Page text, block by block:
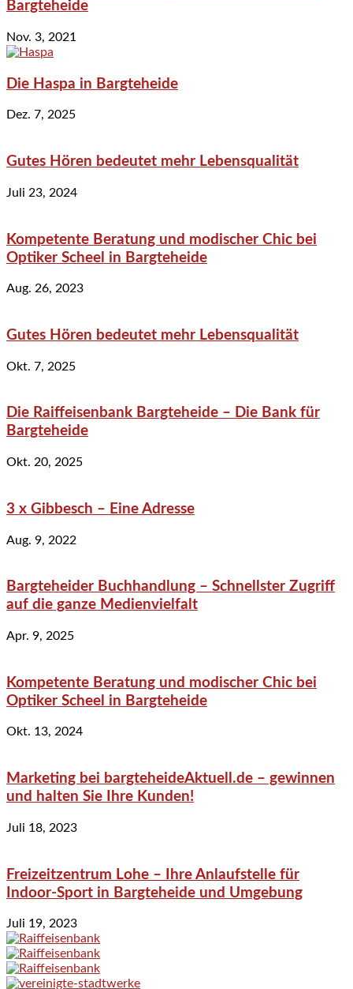
Bargteheide
Nov. 3, 2021
Die Haspa in Bargteheide
Dez. 7, 2025
Gutes Hören bedeutet mehr Lebensqualität
Juli 23, 2024
Kompetente Beratung und modischer Chic bei
Optiker Scheel in Bargteheide
Aug. 26, 2023
Gutes Hören bedeutet mehr Lebensqualität
Okt. 7, 2025
Die Raiffeisenbank Bargteheide – Die Bank für
Bargteheide
Okt. 20, 2025
3 x Gibbesch – Eine Adresse
Aug. 9, 2022
Bargteheider Buchhandlung – Schnellster Zugriff
auf die ganze Medienvielfalt
Apr. 9, 2025
Kompetente Beratung und modischer Chic bei
Optiker Scheel in Bargteheide
Okt. 13, 2024
Marketing bei bargteheideAktuell.de – gewinnen
und halten Sie Ihre Kunden!
Juli 18, 2023
Freizeitzentrum Lohe – Ihre Anlaufstelle für
Indoor-Sport in Bargteheide und Umgebung
Juli 19, 2023